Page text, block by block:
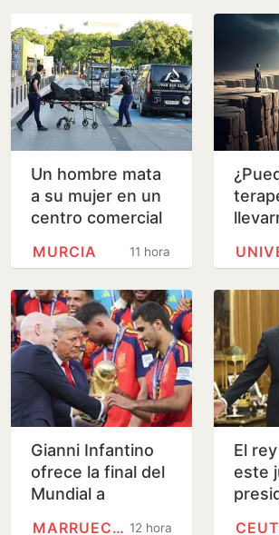
Un hombre mata
a su mujer en un
centro comercial
huir
11 horas
MURCIA
Gianni Infantino
ofrece la final del
Mundial a
12 horas
MARRUECOS
El
este